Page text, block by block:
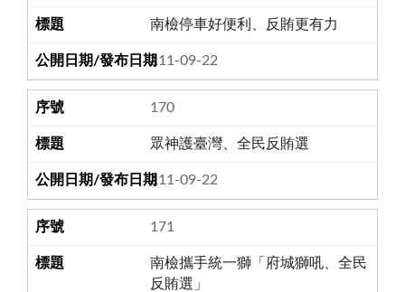
南檢停車好便利、反賄更有力
111-09-22
170
眾神護臺灣、全民反賄選
111-09-22
171
南檢攜手統一獅「府城獅吼、全民
反賄選」